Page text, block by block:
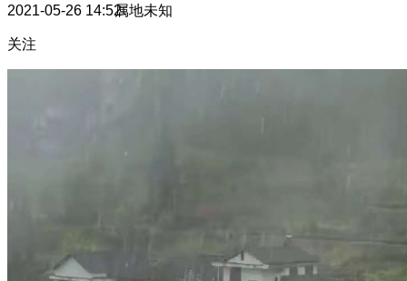
2021-05-26 14:52属地未知
关注